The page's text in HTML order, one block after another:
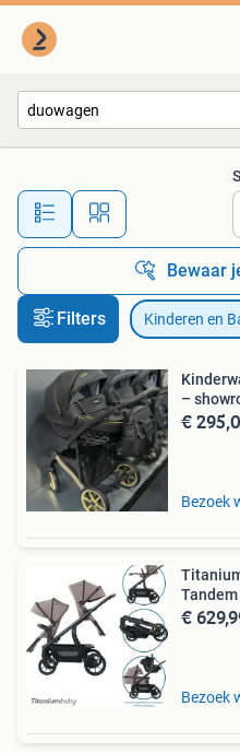
Alle
Bewaar
Filters Kinderen en
–
€
Bezoek
€
Bezoek